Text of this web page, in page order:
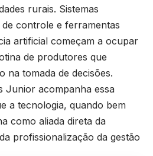
rurais. Sistemas
controle e ferramentas
artificial começam a ocupar
de produtores que
na tomada de decisões.
Junior acompanha essa
a tecnologia, quando bem
como aliada direta da
profissionalização da gestão